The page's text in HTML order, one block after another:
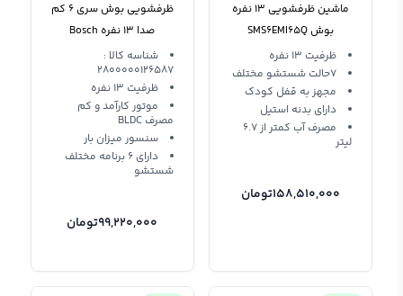
ماشین ظرفشویی 13 نفره
بوش SMS6EMI65Q
ظرفیت 13 نفره
7حالت شستشو مختلف
مجهز به قفل کودک
دارای بدنه استیل
مصرف آب کمتر از 6.7
لیتر
158,510,000تومان
ظرفشویی بوش سری 6 کم
صدا 13 نفره Bosch
SMS67NW10M
شناسه کالا :
2800000126587
ظرفیت 13 نفره
موتور کارآمد و کم
مصرف BLDC
سنسور میزان بار
دارای 6 برنامه مختلف
شستشو
99,220,000تومان